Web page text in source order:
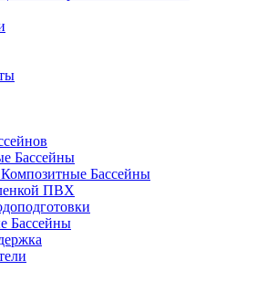
Бассейны
Бассейны
ПВХ
Бассейны